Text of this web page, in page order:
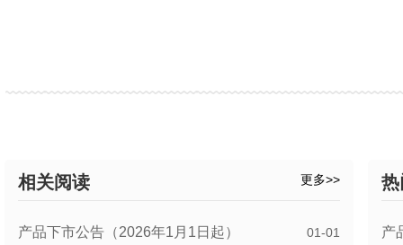
更多>>
相关阅读
01-01
产品下市公告（2026年1月1日起）
热
产